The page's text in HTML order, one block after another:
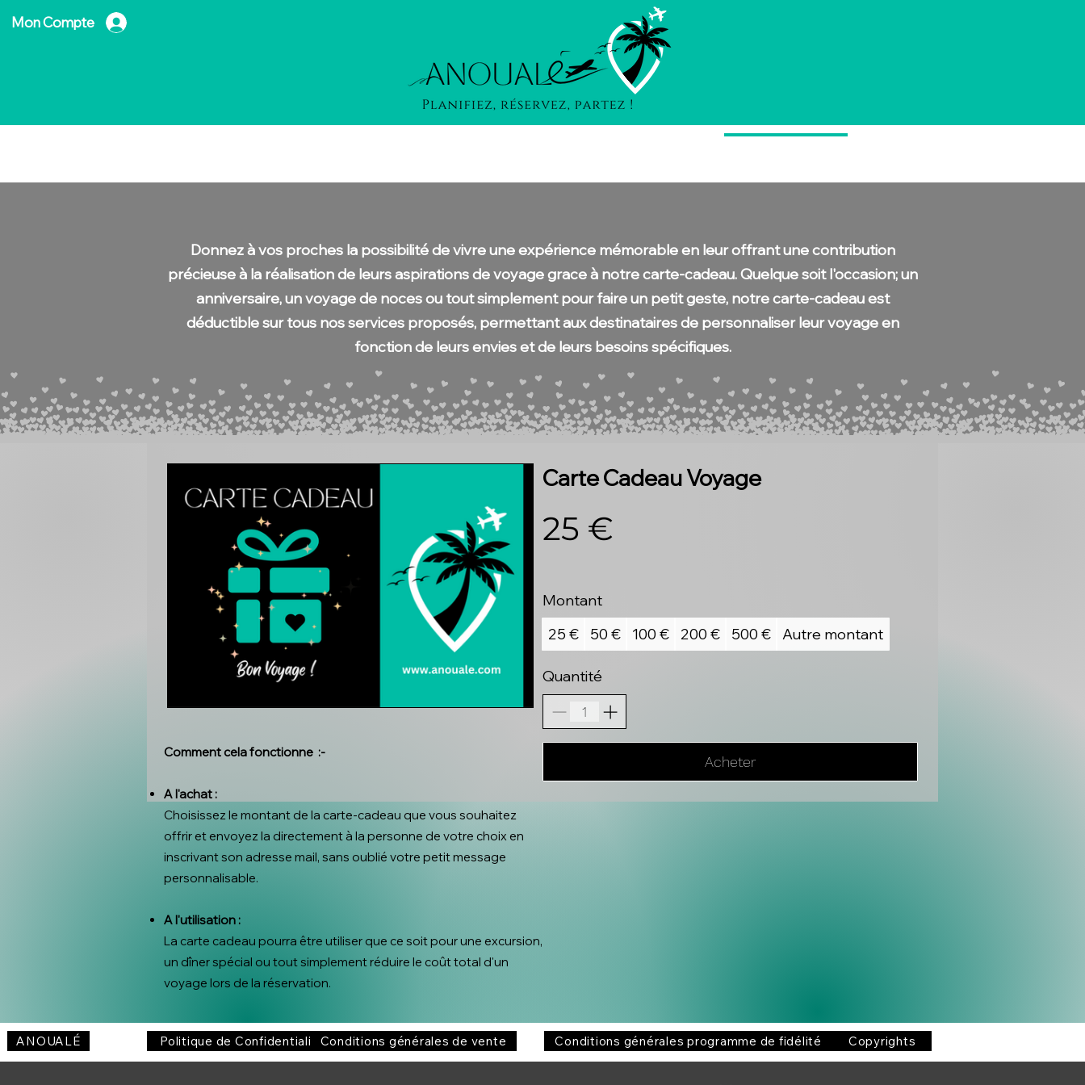
Mon Compte
Donnez à vos proches la possibilité de vivre une expérience mémorable en leur offrant une contribution
précieuse à la réalisation de leurs aspirations de voyage grace à notre carte-cadeau. Quelque soit l'occasion; un
anniversaire, un voyage de noces ou tout simplement pour faire un petit geste, notre carte-cadeau est
déductible sur tous nos services proposés, permettant aux destinataires de personnaliser leur voyage en
fonction de leurs envies et de leurs besoins spécifiques.
Carte Cadeau Voyage
25 €
Montant
25 €
50 € 100 € 200 € 500 € Autre montant
Quantité
Acheter
Comment cela fonctionne :-
A l'achat :
Choisissez le montant de la carte-cadeau que vous souhaitez
offrir et envoyez la directement à la personne de votre choix en
inscrivant son adresse mail, sans oublié votre petit message
personnalisable.
A l'utilisation :
La carte cadeau pourra être utiliser que ce soit pour une excursion,
un dîner spécial ou tout simplement réduire le coût total d'un
voyage lors de la réservation.
ANOUALÉ Politique de ConfidentialitéConditions générales de vente Conditions générales programme de fidélité Copyrights